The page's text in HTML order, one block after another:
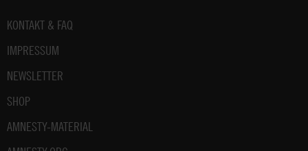
Fußbereich
KONTAKT & FAQ
IMPRESSUM
NEWSLETTER
SHOP
AMNESTY-MATERIAL